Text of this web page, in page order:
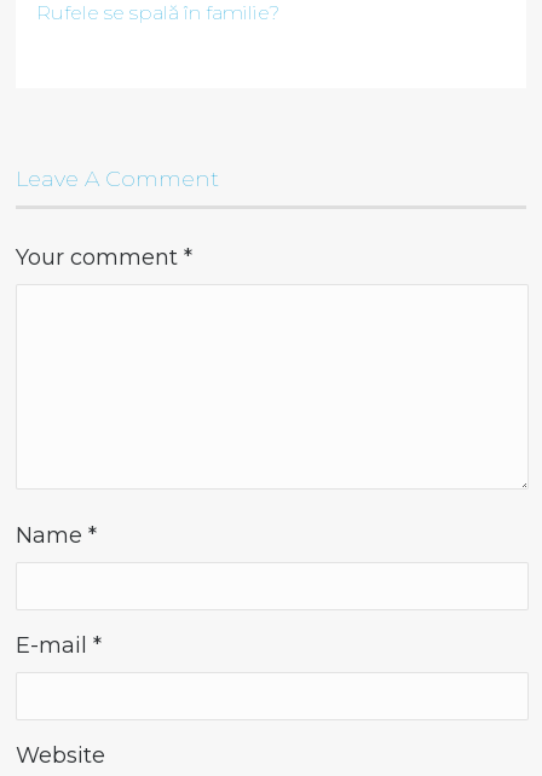
Rufele se spală în familie?
Leave A Comment
Your comment*
Name*
E-mail*
Website